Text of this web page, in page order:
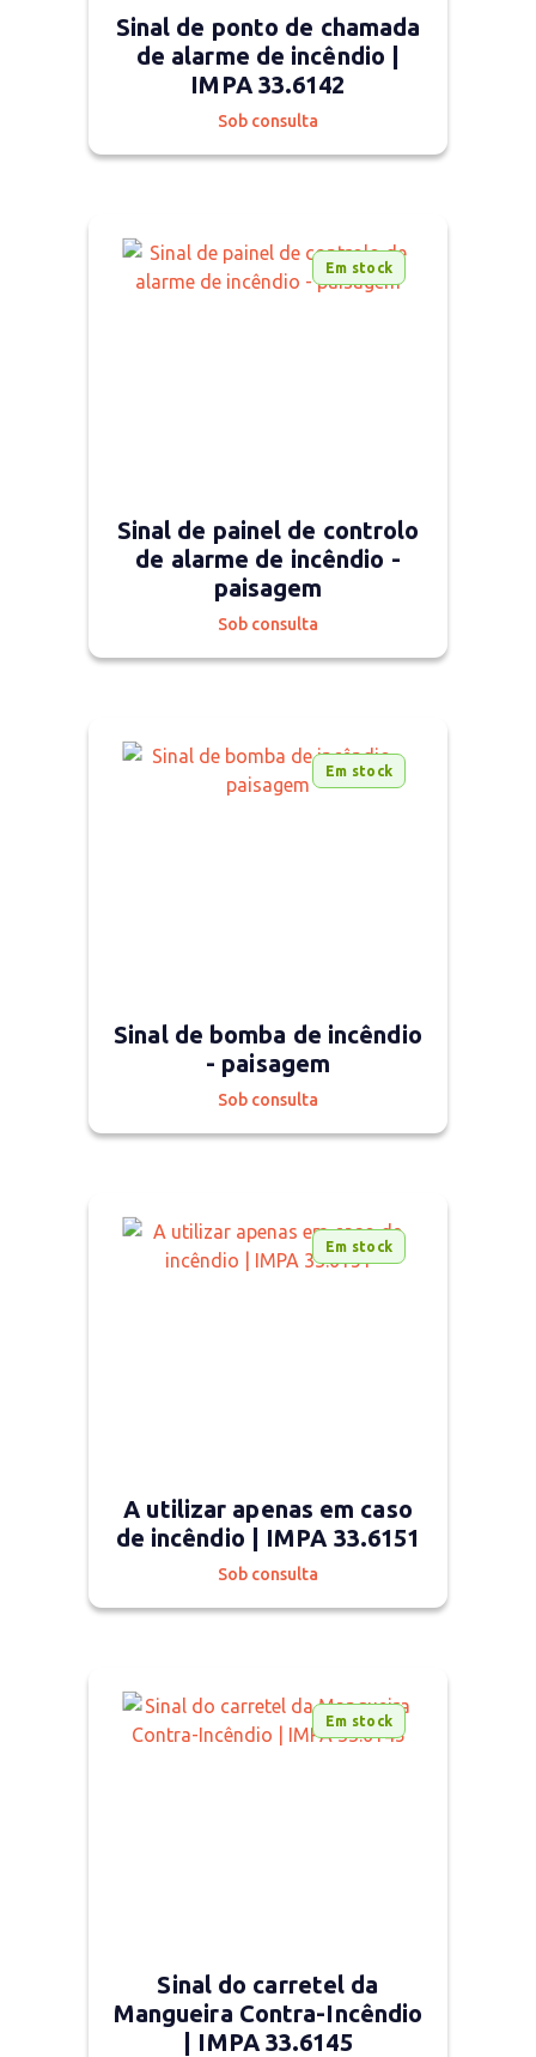
Sinal de ponto de chamada
de alarme de incêndio |
IMPA 33.6142
Sob consulta
Em stock
Sinal de painel de controlo
de alarme de incêndio -
paisagem
Sob consulta
Em stock
Sinal de bomba de incêndio
- paisagem
Sob consulta
Em stock
A utilizar apenas em caso
de incêndio | IMPA 33.6151
Sob consulta
Em stock
Sinal do carretel da
Mangueira Contra-Incêndio
| IMPA 33.6145